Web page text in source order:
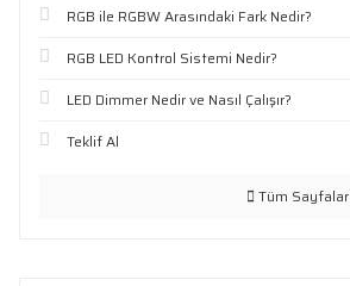
RGB ile RGBW Arasındaki Fark Nedir?
RGB LED Kontrol Sistemi Nedir?
LED Dimmer Nedir ve Nasıl Çalışır?
Teklif Al
Tüm Sayfalar